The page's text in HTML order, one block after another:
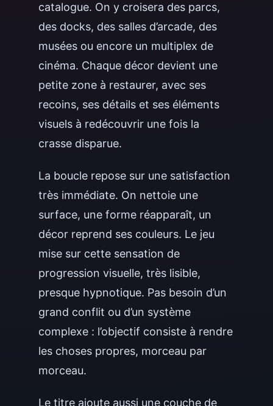
catalogue. On y croisera des parcs,
des docks, des salles d’arcade, des
musées ou encore un multiplex de
cinéma. Chaque décor devient une
petite zone à restaurer, avec ses
recoins, ses détails et ses éléments
visuels à redécouvrir une fois la
crasse disparue.
La boucle repose sur une satisfaction
très immédiate. On nettoie une
surface, une forme réapparaît, un
décor reprend ses couleurs. Le jeu
mise sur cette sensation de
progression visuelle, très lisible,
presque hypnotique. Pas besoin d’un
grand conflit ou d’un système
complexe : l’objectif consiste à rendre
les choses propres, morceau par
morceau.
Le titre ajoute aussi une couche de